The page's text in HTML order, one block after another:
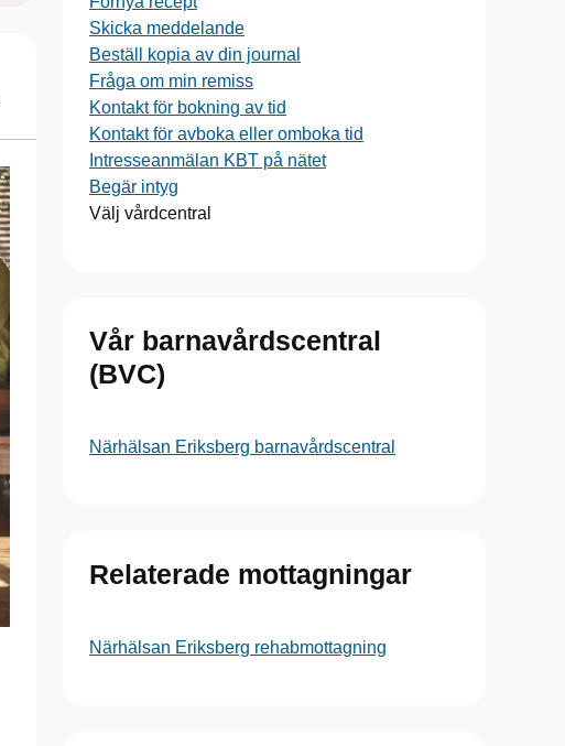
Skicka meddelande
Beställ kopia av din journal
Fråga om min remiss
Kontakt för bokning av tid
Kontakt för avboka eller omboka tid
Intresseanmälan KBT på nätet
Begär intyg
Välj vårdcentral
Vår barnavårdscentral
(BVC)
Närhälsan Eriksberg barnavårdscentral
Relaterade mottagningar
Närhälsan Eriksberg rehabmottagning